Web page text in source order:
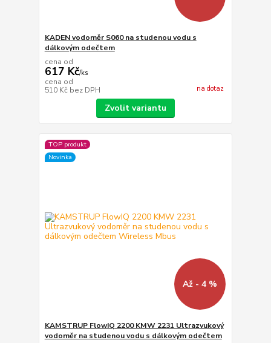
KADEN vodoměr S060 na studenou vodu s
dálkovým odečtem
cena od
617 Kč/ks
cena od
510 Kč bez DPH na dotaz
Zvolit variantu
TOP produkt
Novinka
Až - 4 %
KAMSTRUP FlowIQ 2200 KMW 2231 Ultrazvukový
vodoměr na studenou vodu s dálkovým odečtem